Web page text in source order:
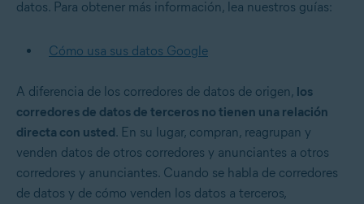
datos. Para obtener más información, lea nuestros guías:
Cómo usa sus datos Google
A diferencia de los corredores de datos de origen, los
corredores de datos de terceros no tienen una relación
directa con usted. En su lugar, compran, reagrupan y
venden datos de otros corredores y anunciantes a otros
corredores y anunciantes. Cuando se habla de corredores
de datos y de cómo venden los datos a terceros,